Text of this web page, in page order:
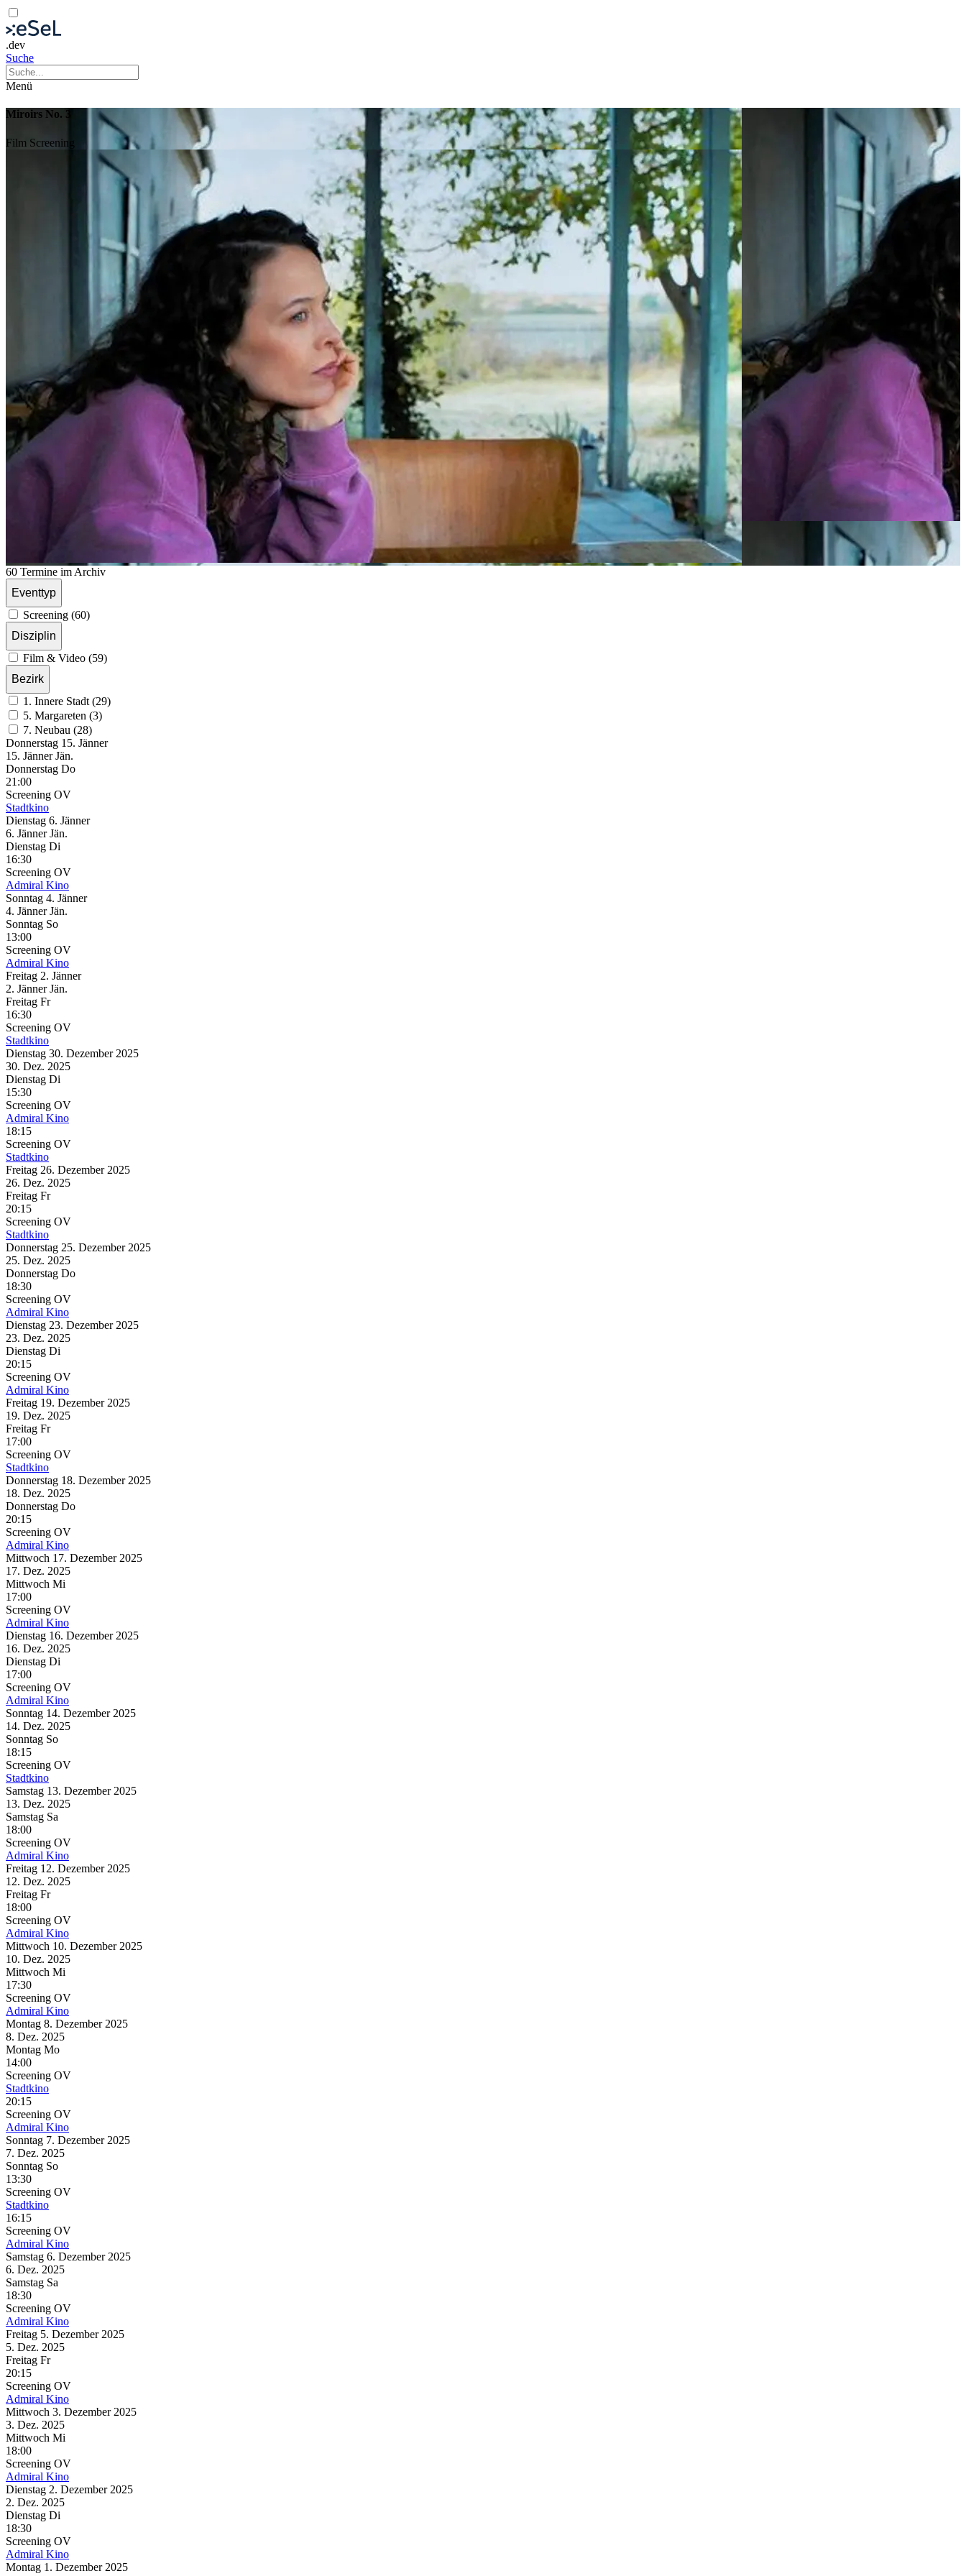
.dev
Suche
Menü
Miroirs No. 3
Film Screening
60 Termine im Archiv
Eventtyp
Screening (60)
Disziplin
Film & Video (59)
Bezirk
1. Innere Stadt (29)
5. Margareten (3)
7. Neubau (28)
Donnerstag 15. Jänner
15. Jänner Jän.
Donnerstag Do
21:00
Screening OV
Stadtkino
Dienstag 6. Jänner
6. Jänner Jän.
Dienstag Di
16:30
Screening OV
Admiral Kino
Sonntag 4. Jänner
4. Jänner Jän.
Sonntag So
13:00
Screening OV
Admiral Kino
Freitag 2. Jänner
2. Jänner Jän.
Freitag Fr
16:30
Screening OV
Stadtkino
Dienstag 30. Dezember 2025
30. Dez. 2025
Dienstag Di
15:30
Screening OV
Admiral Kino
18:15
Screening OV
Stadtkino
Freitag 26. Dezember 2025
26. Dez. 2025
Freitag Fr
20:15
Screening OV
Stadtkino
Donnerstag 25. Dezember 2025
25. Dez. 2025
Donnerstag Do
18:30
Screening OV
Admiral Kino
Dienstag 23. Dezember 2025
23. Dez. 2025
Dienstag Di
20:15
Screening OV
Admiral Kino
Freitag 19. Dezember 2025
19. Dez. 2025
Freitag Fr
17:00
Screening OV
Stadtkino
Donnerstag 18. Dezember 2025
18. Dez. 2025
Donnerstag Do
20:15
Screening OV
Admiral Kino
Mittwoch 17. Dezember 2025
17. Dez. 2025
Mittwoch Mi
17:00
Screening OV
Admiral Kino
Dienstag 16. Dezember 2025
16. Dez. 2025
Dienstag Di
17:00
Screening OV
Admiral Kino
Sonntag 14. Dezember 2025
14. Dez. 2025
Sonntag So
18:15
Screening OV
Stadtkino
Samstag 13. Dezember 2025
13. Dez. 2025
Samstag Sa
18:00
Screening OV
Admiral Kino
Freitag 12. Dezember 2025
12. Dez. 2025
Freitag Fr
18:00
Screening OV
Admiral Kino
Mittwoch 10. Dezember 2025
10. Dez. 2025
Mittwoch Mi
17:30
Screening OV
Admiral Kino
Montag 8. Dezember 2025
8. Dez. 2025
Montag Mo
14:00
Screening OV
Stadtkino
20:15
Screening OV
Admiral Kino
Sonntag 7. Dezember 2025
7. Dez. 2025
Sonntag So
13:30
Screening OV
Stadtkino
16:15
Screening OV
Admiral Kino
Samstag 6. Dezember 2025
6. Dez. 2025
Samstag Sa
18:30
Screening OV
Admiral Kino
Freitag 5. Dezember 2025
5. Dez. 2025
Freitag Fr
20:15
Screening OV
Admiral Kino
Mittwoch 3. Dezember 2025
3. Dez. 2025
Mittwoch Mi
18:00
Screening OV
Admiral Kino
Dienstag 2. Dezember 2025
2. Dez. 2025
Dienstag Di
18:30
Screening OV
Admiral Kino
Montag 1. Dezember 2025